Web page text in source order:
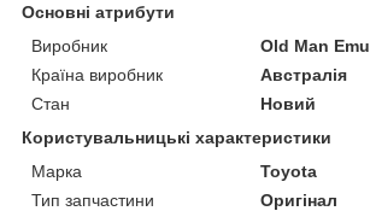
Основні атрибути
Виробник
Old Man Emu
Країна виробник
Австралія
Стан
Новий
Користувальницькі характеристики
Марка
Toyota
Тип запчастини
Оригінал